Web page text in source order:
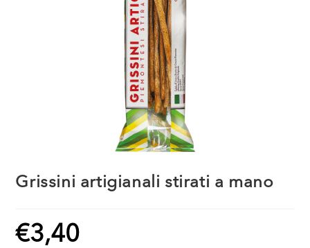
Grissini artigianali stirati a mano
€3,40